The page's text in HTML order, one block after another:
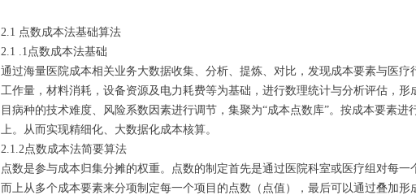
2.1 点数成本法基础算法
2.1 .1点数成本法基础
通过海量医院成本相关业务大数据收集、分析、提炼、对比，发现成本要素与医
工作量，材料消耗，设备资源及电力耗费等为基础，进行数理统计与分析评估，
目病种的技术难度、风险系数因素进行调节，集聚为“成本点数库”。按成本要素
上。从而实现精细化、大数据化成本核算。
2.1.2点数成本法简要算法
点数是参与成本归集分摊的权重。点数的制定首先是通过医院科室或医疗组对每
而上从多个成本要素来分项制定每一个项目的点数（点值），最后可以通过叠加